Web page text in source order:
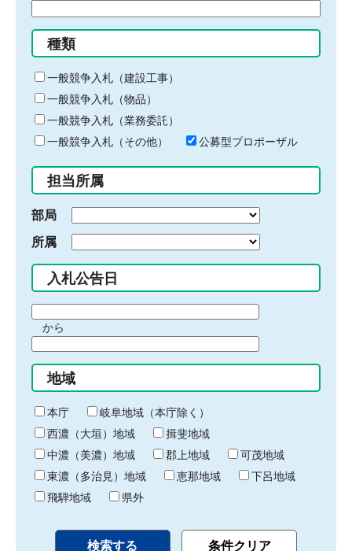
る
キ
ー
ワ
ー
ド
入
力
種類
一般競争入札（建設工事）
一般競争入札（物品）
一般競争入札（業務委託）
一般競争入札（その他）
公募型プロポーザル
担当所属
部局
所属
入札公告日
間
始
り
から
間
終
わ
り
地域
本庁
岐阜地域（本庁除く）
西濃（大垣）地域
揖斐地域
中濃（美濃）地域
郡上地域
可茂地域
東濃（多治見）地域
恵那地域
下呂地域
飛騨地域
県外